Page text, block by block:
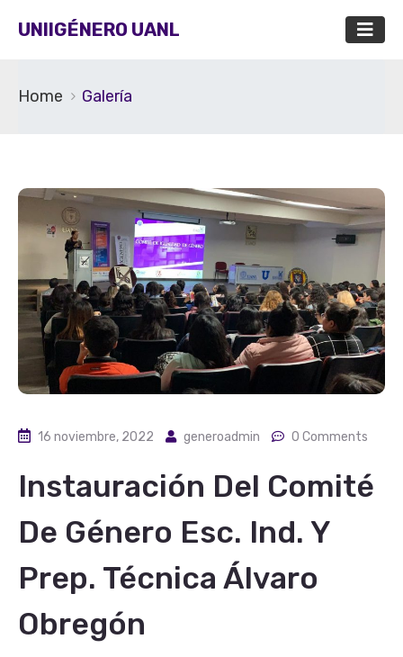
UNIIGÉNERO UANL
Home Galería
16 noviembre, 2022 generoadmin 0 Comments
Instauración Del Comité
De Género Esc. Ind. Y
Prep. Técnica Álvaro
Obregón